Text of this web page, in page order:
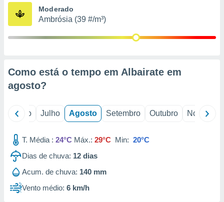
estudos
1199
Moderado
Ambrósia (39 #/m³)
Como está o tempo em Albairate em
agosto?
Junho Julho Agosto Setembro Outubro Novembro
T. Média : 24°C Máx.: 29°C Min: 20°C
Dias de chuva: 12 dias
Acum. de chuva: 140 mm
Vento médio: 6 km/h